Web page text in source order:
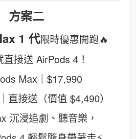
方案二
1 代限時優惠開跑🔥
接送 AirPods 4！
Max｜$17,990
直接送（價值 $4,490）
沉浸追劇、聽音樂，